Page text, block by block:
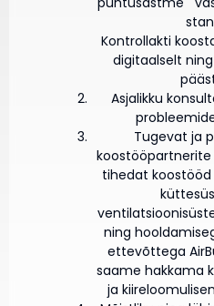
Kontrollakti
digitaalselt
Asjalikku
Tugevat ja
tihedat
ning
ettevõttega
saame hakkama
ja